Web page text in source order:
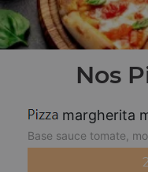
Nos
margherita
Base sauce tomate,